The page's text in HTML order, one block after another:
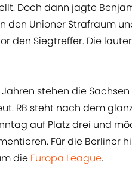
Doch dann jagte
den Unioner Strafraum
den Siegtreffer. Die
stehen die
RB steht nach dem
auf Platz drei und
Für die Berliner
die Europa League.